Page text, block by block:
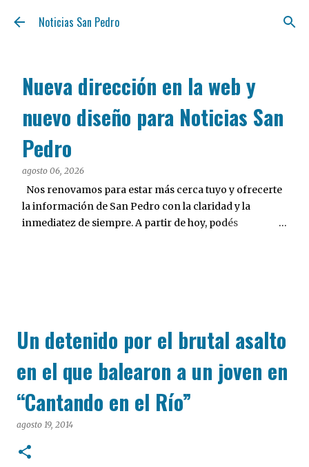
Ir al contenido principal
Noticias San Pedro
Nueva dirección en la web y
nuevo diseño para Noticias San
Pedro
agosto 06, 2026
Nos renovamos para estar más cerca tuyo y ofrecerte
la información de San Pedro con la claridad y la
inmediatez de siempre. A partir de hoy, podés
locales y potenciar la interacción de los lectores con
Un detenido por el brutal asalto
en el que balearon a un joven en
“Cantando en el Río”
agosto 19, 2014